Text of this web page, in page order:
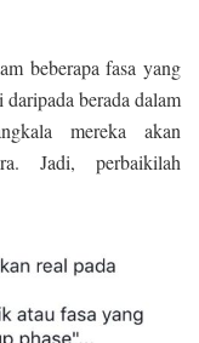
beberapa fasa yang
berada dalam
mereka akan
Jadi, perbaikilah